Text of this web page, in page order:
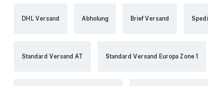
DHL Versand Abholung Brief Versand
Standard Versand AT Standard Versand Europa Zone 1